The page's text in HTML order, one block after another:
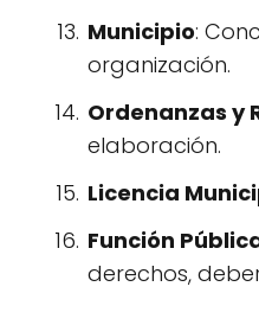
Municipio:
organización.
Ordenanzas y
elaboración.
Licencia
Función
derechos,